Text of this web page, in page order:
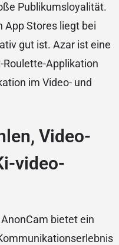
Publikumsloyalität.
App Stores liegt bei
gut ist. Azar ist eine
Roulette-Applikation
im Video- und
Video-
video-
bietet ein